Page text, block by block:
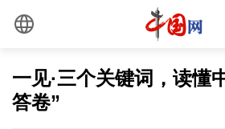
一见·三个关键词，读懂
答卷”